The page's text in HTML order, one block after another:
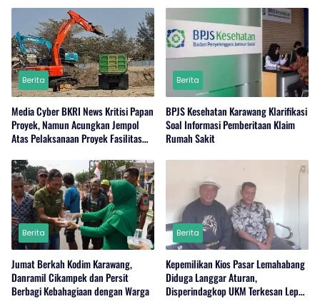
Berita
Media Cyber BKRI News Kritisi Papan
Proyek, Namun Acungkan Jempol
Atas Pelaksanaan Proyek Fasilitas
Berita
BPJS Kesehatan Karawang Klarifikasi
Soal Informasi Pemberitaan Klaim
Rumah Sakit
Berita
Jumat Berkah Kodim Karawang,
Danramil Cikampek dan Persit
Berbagi Kebahagiaan dengan Warga
Berita
Kepemilikan Kios Pasar Lemahabang
Diduga Langgar Aturan,
Disperindagkop UKM Terkesan Lepas